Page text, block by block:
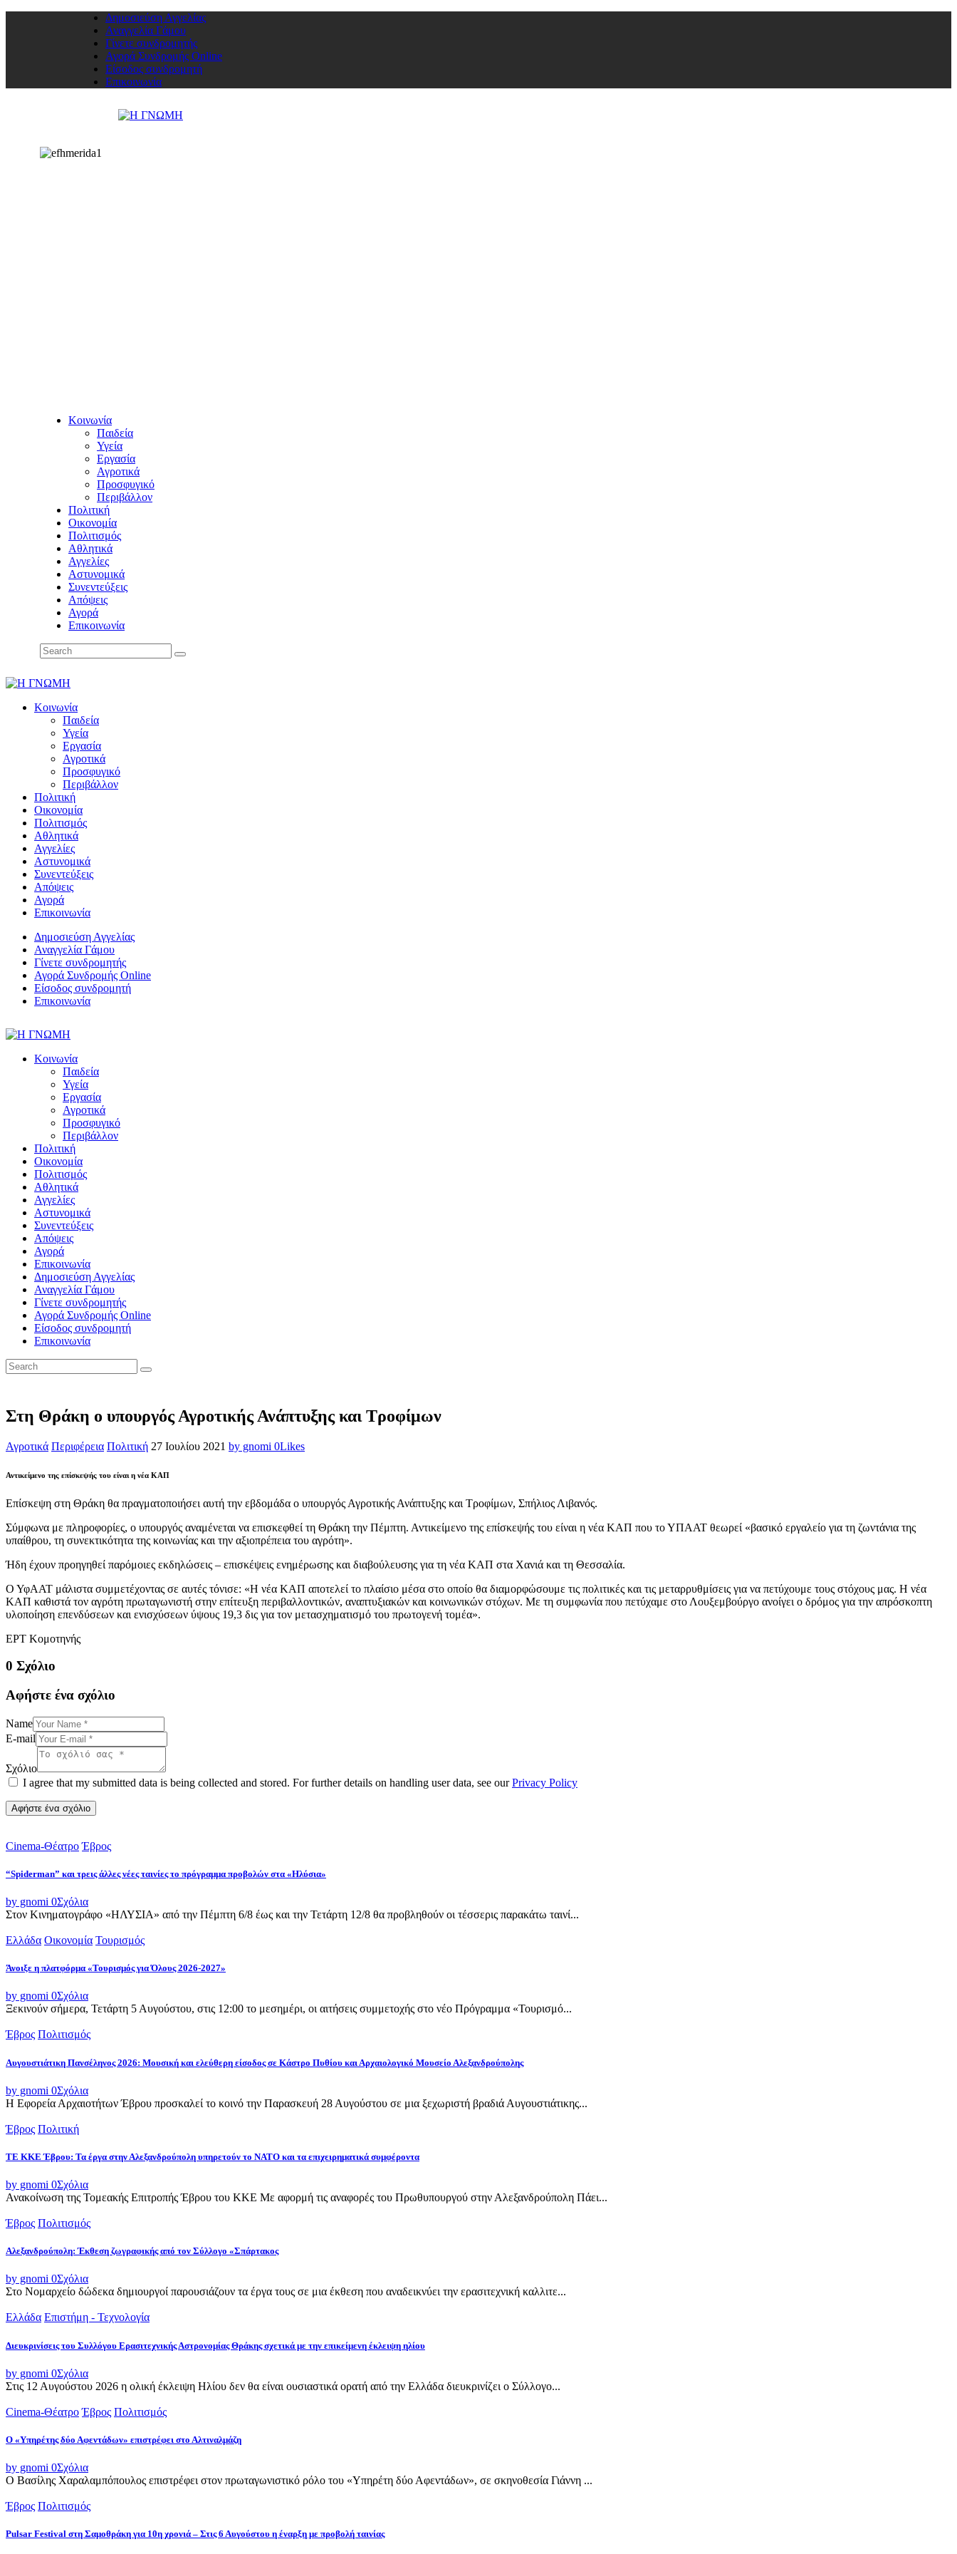
Δημοσιεύση Αγγελίας
Αναγγελία Γάμου
Γίνετε συνδρομητής
Αγορά Συνδρομής Online
Είσοδος συνδρομητή
Επικοινωνία
Κοινωνία
Παιδεία
Υγεία
Εργασία
Αγροτικά
Προσφυγικό
Περιβάλλον
Πολιτική
Οικονομία
Πολιτισμός
Αθλητικά
Αγγελίες
Αστυνομικά
Συνεντεύξεις
Απόψεις
Αγορά
Επικοινωνία
Κοινωνία
Παιδεία
Υγεία
Εργασία
Αγροτικά
Προσφυγικό
Περιβάλλον
Πολιτική
Οικονομία
Πολιτισμός
Αθλητικά
Αγγελίες
Αστυνομικά
Συνεντεύξεις
Απόψεις
Αγορά
Επικοινωνία
Δημοσιεύση Αγγελίας
Αναγγελία Γάμου
Γίνετε συνδρομητής
Αγορά Συνδρομής Online
Είσοδος συνδρομητή
Επικοινωνία
Κοινωνία
Παιδεία
Υγεία
Εργασία
Αγροτικά
Προσφυγικό
Περιβάλλον
Πολιτική
Οικονομία
Πολιτισμός
Αθλητικά
Αγγελίες
Αστυνομικά
Συνεντεύξεις
Απόψεις
Αγορά
Επικοινωνία
Δημοσιεύση Αγγελίας
Αναγγελία Γάμου
Γίνετε συνδρομητής
Αγορά Συνδρομής Online
Είσοδος συνδρομητή
Επικοινωνία
Στη Θράκη ο υπουργός Αγροτικής Ανάπτυξης και Τροφίμων
Αγροτικά Περιφέρεια Πολιτική 27 Ιουλίου 2021 by gnomi 0Likes
Αντικείμενο της επίσκεψής του είναι η νέα ΚΑΠ
Επίσκεψη στη Θράκη θα πραγματοποιήσει αυτή την εβδομάδα ο υπουργός Αγροτικής Ανάπτυξης και Τροφίμων, Σπήλιος Λιβανός.
Σύμφωνα με πληροφορίες, ο υπουργός αναμένεται να επισκεφθεί τη Θράκη την Πέμπτη. Αντικείμενο της επίσκεψής του είναι η νέα ΚΑΠ που το ΥΠΑΑΤ θεωρεί «βασικό εργαλείο για τη ζωντάνια της
υπαίθρου, τη συνεκτικότητα της κοινωνίας και την αξιοπρέπεια του αγρότη».
Ήδη έχουν προηγηθεί παρόμοιες εκδηλώσεις – επισκέψεις ενημέρωσης και διαβούλευσης για τη νέα ΚΑΠ στα Χανιά και τη Θεσσαλία.
Ο ΥφΑΑΤ μάλιστα συμμετέχοντας σε αυτές τόνισε: «Η νέα ΚΑΠ αποτελεί το πλαίσιο μέσα στο οποίο θα διαμορφώσουμε τις πολιτικές και τις μεταρρυθμίσεις για να πετύχουμε τους στόχους μας. Η νέα
ΚΑΠ καθιστά τον αγρότη πρωταγωνιστή στην επίτευξη περιβαλλοντικών, αναπτυξιακών και κοινωνικών στόχων. Με τη συμφωνία που πετύχαμε στο Λουξεμβούργο ανοίγει ο δρόμος για την απρόσκοπτη
υλοποίηση επενδύσεων και ενισχύσεων ύψους 19,3 δις για τον μετασχηματισμό του πρωτογενή τομέα».
EΡΤ Κομοτηνής
0 Σχόλιο
Αφήστε ένα σχόλιο
Name
E-mail
Σχόλιο
I agree that my submitted data is being collected and stored. For further details on handling user data, see ourPrivacy Policy
Cinema-Θέατρο Έβρος
“Spiderman” και τρεις άλλες νέες ταινίες το πρόγραμμα προβολών στα «Ηλύσια»
by gnomi 0Σχόλια
Στον Κινηματογράφο «ΗΛΥΣΙΑ» από την Πέμπτη 6/8 έως και την Τετάρτη 12/8 θα προβληθούν οι τέσσερις παρακάτω ταινί...
Ελλάδα Οικονομία Τουρισμός
Άνοιξε η πλατφόρμα «Τουρισμός για Όλους 2026-2027»
by gnomi 0Σχόλια
Ξεκινούν σήμερα, Τετάρτη 5 Αυγούστου, στις 12:00 το μεσημέρι, οι αιτήσεις συμμετοχής στο νέο Πρόγραμμα «Τουρισμό...
Έβρος Πολιτισμός
Αυγουστιάτικη Πανσέληνος 2026: Μουσική και ελεύθερη είσοδος σε Κάστρο Πυθίου και Αρχαιολογικό Μουσείο Αλεξανδρούπολης
by gnomi 0Σχόλια
Η Εφορεία Αρχαιοτήτων Έβρου προσκαλεί το κοινό την Παρασκευή 28 Αυγούστου σε μια ξεχωριστή βραδιά Αυγουστιάτικης...
Έβρος Πολιτική
ΤΕ ΚΚΕ Έβρου: Τα έργα στην Αλεξανδρούπολη υπηρετούν το ΝΑΤΟ και τα επιχειρηματικά συμφέροντα
by gnomi 0Σχόλια
Ανακοίνωση της Τομεακής Επιτροπής Έβρου του ΚΚΕ Με αφορμή τις αναφορές του Πρωθυπουργού στην Αλεξανδρούπολη Πάει...
Έβρος Πολιτισμός
Αλεξανδρούπολη: Έκθεση ζωγραφικής από τον Σύλλογο «Σπάρτακος
by gnomi 0Σχόλια
Στο Νομαρχείο δώδεκα δημιουργοί παρουσιάζουν τα έργα τους σε μια έκθεση που αναδεικνύει την ερασιτεχνική καλλιτε...
Ελλάδα Επιστήμη - Τεχνολογία
Διευκρινίσεις του Συλλόγου Ερασιτεχνικής Αστρονομίας Θράκης σχετικά με την επικείμενη έκλειψη ηλίου
by gnomi 0Σχόλια
Στις 12 Αυγούστου 2026 η ολική έκλειψη Ηλίου δεν θα είναι ουσιαστικά ορατή από την Ελλάδα διευκρινίζει ο Σύλλογο...
Cinema-Θέατρο Έβρος Πολιτισμός
Ο «Υπηρέτης δύο Αφεντάδων» επιστρέφει στο Αλτιναλμάζη
by gnomi 0Σχόλια
Ο Βασίλης Χαραλαμπόπουλος επιστρέφει στον πρωταγωνιστικό ρόλο του «Υπηρέτη δύο Αφεντάδων», σε σκηνοθεσία Γιάννη ...
Έβρος Πολιτισμός
Pulsar Festival στη Σαμοθράκη για 10η χρονιά – Στις 6 Αυγούστου η έναρξη με προβολή ταινίας